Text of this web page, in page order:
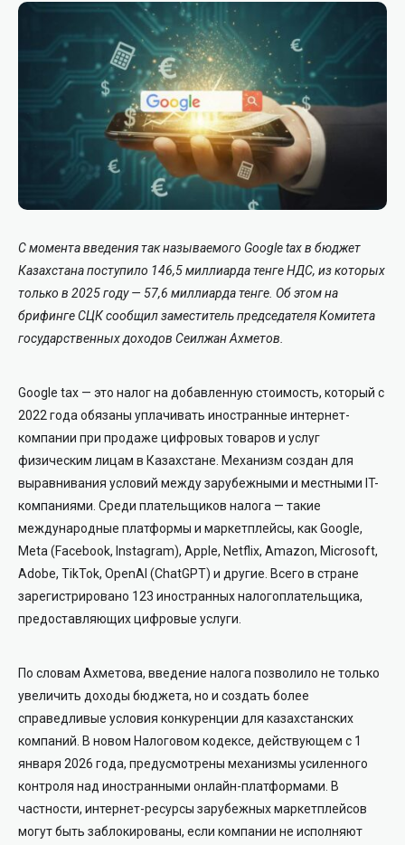
С момента введения так называемого Google tax в бюджет
Казахстана поступило 146,5 миллиарда тенге НДС, из которых
только в 2025 году — 57,6 миллиарда тенге. Об этом на
брифинге СЦК сообщил заместитель председателя Комитета
государственных доходов Сеилжан Ахметов.
Google tax — это налог на добавленную стоимость, который с
2022 года обязаны уплачивать иностранные интернет-
компании при продаже цифровых товаров и услуг
физическим лицам в Казахстане. Механизм создан для
выравнивания условий между зарубежными и местными IT-
компаниями. Среди плательщиков налога — такие
международные платформы и маркетплейсы, как Google,
Meta (Facebook, Instagram), Apple, Netflix, Amazon, Microsoft,
Adobe, TikTok, OpenAI (ChatGPT) и другие. Всего в стране
зарегистрировано 123 иностранных налогоплательщика,
предоставляющих цифровые услуги.
По словам Ахметова, введение налога позволило не только
увеличить доходы бюджета, но и создать более
справедливые условия конкуренции для казахстанских
компаний. В новом Налоговом кодексе, действующем с 1
января 2026 года, предусмотрены механизмы усиленного
контроля над иностранными онлайн-платформами. В
частности, интернет-ресурсы зарубежных маркетплейсов
могут быть заблокированы, если компании не исполняют